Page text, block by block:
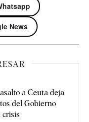
News
a Ceuta deja
del Gobierno
crisis